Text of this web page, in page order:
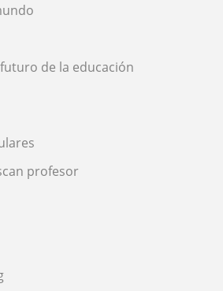
de la educación
profesor